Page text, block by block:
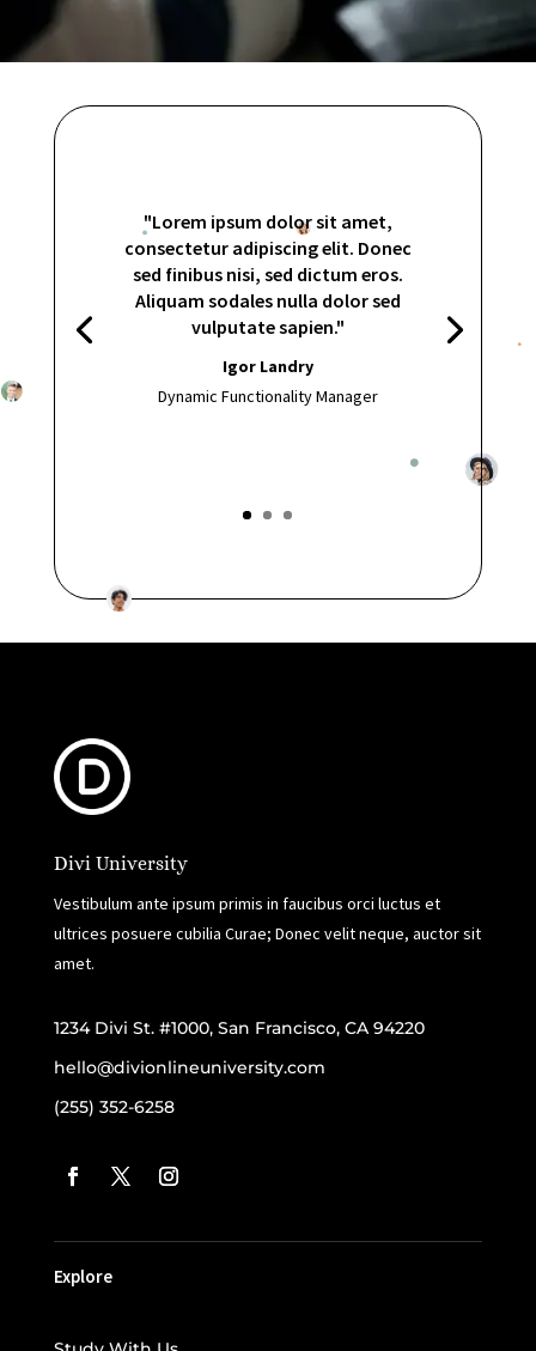
"Lorem ipsum dolor sit amet,
consectetur adipiscing elit. Donec
sed finibus nisi, sed dictum eros.
Aliquam sodales nulla dolor sed
vulputate sapien."
Igor Landry
Dynamic Functionality Manager
Divi University
Vestibulum ante ipsum primis in faucibus orci luctus et
ultrices posuere cubilia Curae; Donec velit neque, auctor sit
amet.
1234 Divi St. #1000, San Francisco, CA 94220
hello@divionlineuniversity.com
(255) 352-6258
Explore